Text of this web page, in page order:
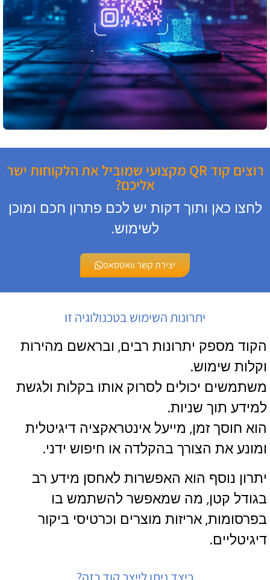
רוצים קוד QR מקצועי שמוביל את הלקוחות ישר
אליכם?
לחצו כאן ותוך דקות יש לכם פתרון חכם ומוכן
לשימוש.
יצירת קשר וואטסאפ
יתרונות השימוש בטכנולוגיה זו
הקוד מספק יתרונות רבים, ובראשם מהירות
וקלות שימוש.
משתמשים יכולים לסרוק אותו בקלות ולגשת
למידע תוך שניות.
הוא חוסך זמן, מייעל אינטראקציה דיגיטלית
ומונע את הצורך בהקלדה או חיפוש ידני.
יתרון נוסף הוא האפשרות לאחסן מידע רב
בגודל קטן, מה שמאפשר להשתמש בו
בפרסומות, אריזות מוצרים וכרטיסי ביקור
דיגיטליים.